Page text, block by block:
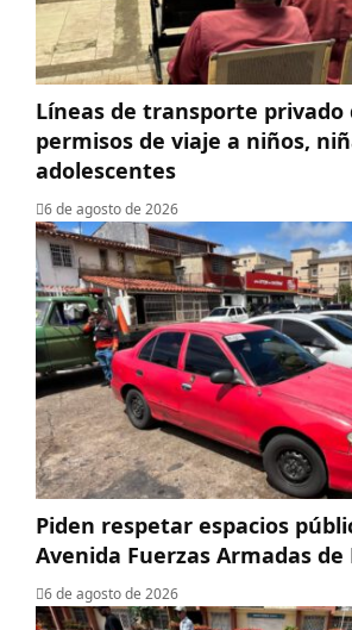
Líneas de transporte privado
permisos de viaje a niños,
adolescentes
6 de agosto de 2026
Piden respetar espacios
Avenida Fuerzas Armadas
6 de agosto de 2026